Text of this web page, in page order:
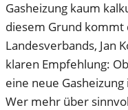
Gasheizung kaum
diesem Grund
Landesverbands, Jan
klaren Empfehlung:
eine neue
Wer mehr über